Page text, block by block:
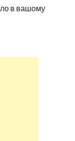
в вашому